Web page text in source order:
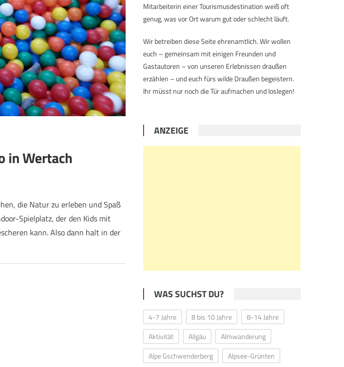
in Wertach
die Natur zu erleben und Spaß
Spielplatz, der den Kids mit
kann. Also dann halt in der
Mitarbeiterin einer Tourismusdestination weiß oft
genug, was vor Ort warum gut oder schlecht läuft.
Wir betreiben diese Seite ehrenamtlich. Wir wollen
euch – gemeinsam mit einigen Freunden und
Gastautoren – von unseren Erlebnissen draußen
erzählen – und euch fürs wilde Draußen begeistern.
Ihr müsst nur noch die Tür aufmachen und loslegen!
ANZEIGE
WAS SUCHST DU?
4-7 Jahre 8 bis 10 Jahre
8-14 Jahre
Aktivität
Allgäu
Almwanderung
Alpe Gschwenderberg
Alpsee-Grünten